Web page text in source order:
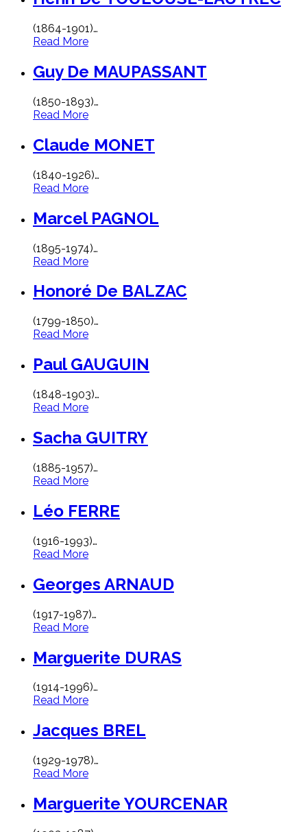
(1864-1901)…
Read More
Guy De MAUPASSANT
(1850-1893)…
Read More
Claude MONET
(1840-1926)…
Read More
Marcel PAGNOL
(1895-1974)…
Read More
Honoré De BALZAC
(1799-1850)…
Read More
Paul GAUGUIN
(1848-1903)…
Read More
Sacha GUITRY
(1885-1957)…
Read More
Léo FERRE
(1916-1993)…
Read More
Georges ARNAUD
(1917-1987)…
Read More
Marguerite DURAS
(1914-1996)…
Read More
Jacques BREL
(1929-1978)…
Read More
Marguerite YOURCENAR